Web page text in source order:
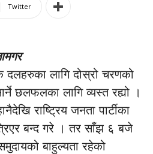
Twitter
दलहरुका लागि दोस्रो चरणको
छलफलका लागि व्यस्त रह्यो ।
राष्ट्रिय जनता पार्टीका
बन्द गरे । तर साँझ ६ बजे
बाहुल्यता रहेको